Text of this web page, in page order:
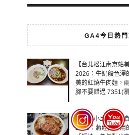
GA4今日熱門
【台北松江南京站
2026：牛奶般色澤
美的紅燒牛肉麵，
腳不要錯過 7351(
【台北小巨蛋站美
2026：蔣經國專用